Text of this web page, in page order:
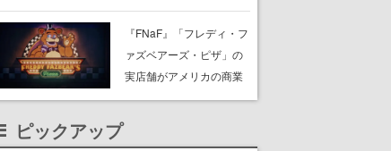
PC（Steam）向けに2026
年秋発売へ。手描きアー
トの雰囲気が良すぎる最
『FNaF』「フレディ・フ
ァズベアーズ・ピザ」の
実店舗がアメリカの商業
施設「American Dream」
ピックアップ